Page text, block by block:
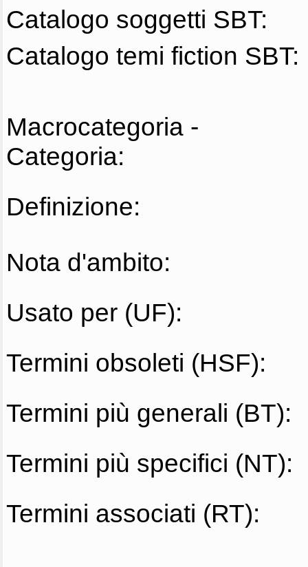
Catalogo soggetti SBT:
Catalogo temi fiction SBT:
Macrocategoria -
Categoria:
Definizione:
Nota d'ambito:
Usato per (UF):
Termini obsoleti (HSF):
Termini più generali (BT):
Termini più specifici (NT):
Termini associati (RT):